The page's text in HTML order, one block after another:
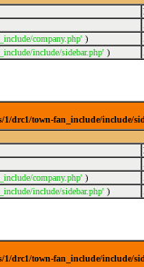
company.php' )
include/sidebar.php' )
1/drc1/town-fan_include/include/
company.php' )
include/sidebar.php' )
1/drc1/town-fan_include/include/